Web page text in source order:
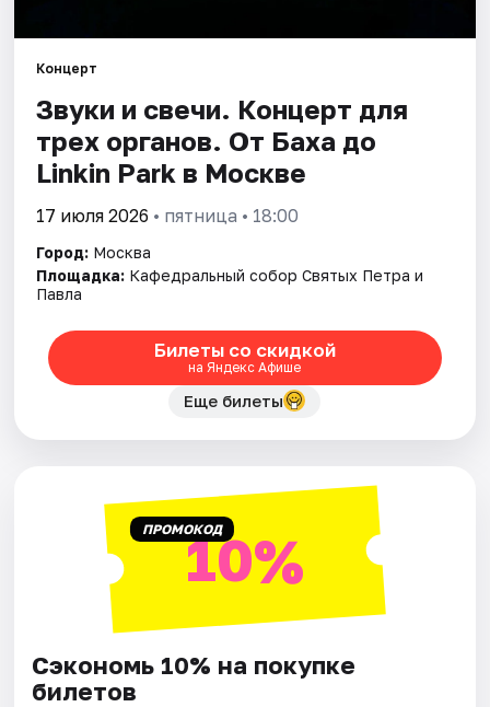
Площадки
Артисты
Рейтинги
Концерт
Звуки и свечи. Концерт для
трех органов. От Баха до
Linkin Park в Москве
17 июля 2026 • пятница • 18:00
Город: Москва
Площадка: Кафедральный собор Святых Петра и
Павла
Билеты со скидкой
на Яндекс Афише
Еще билеты
ПРОМОКОД10%
Сэкономь 10% на покупке
билетов